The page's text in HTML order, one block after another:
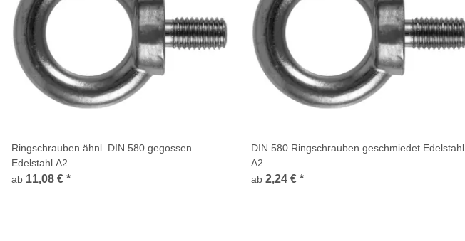
Ringschrauben ähnl. DIN 580 gegossen
Edelstahl A2
ab 11,08 € *
DIN 580 Ringschrauben geschmiedet Edelstahl
A2
ab 2,24 € *